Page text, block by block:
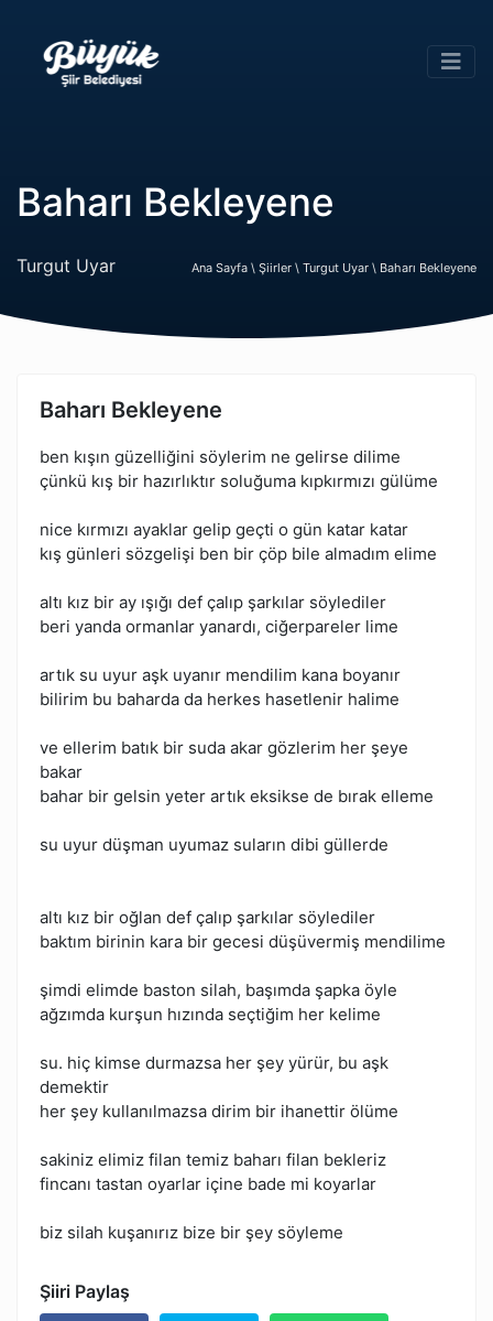
Baharı Bekleyene
Turgut Uyar Ana Sayfa \ Şiirler \ Turgut Uyar \ Baharı Bekleyene
Baharı Bekleyene
ben kışın güzelliğini söylerim ne gelirse dilime
çünkü kış bir hazırlıktır soluğuma kıpkırmızı gülüme
nice kırmızı ayaklar gelip geçti o gün katar katar
kış günleri sözgelişi ben bir çöp bile almadım elime
altı kız bir ay ışığı def çalıp şarkılar söylediler
beri yanda ormanlar yanardı, ciğerpareler lime
artık su uyur aşk uyanır mendilim kana boyanır
bilirim bu baharda da herkes hasetlenir halime
ve ellerim batık bir suda akar gözlerim her şeye
bakar
bahar bir gelsin yeter artık eksikse de bırak elleme
su uyur düşman uyumaz suların dibi güllerde
altı kız bir oğlan def çalıp şarkılar söylediler
baktım birinin kara bir gecesi düşüvermiş mendilime
şimdi elimde baston silah, başımda şapka öyle
ağzımda kurşun hızında seçtiğim her kelime
su. hiç kimse durmazsa her şey yürür, bu aşk
demektir
her şey kullanılmazsa dirim bir ihanettir ölüme
sakiniz elimiz filan temiz baharı filan bekleriz
fincanı tastan oyarlar içine bade mi koyarlar
biz silah kuşanırız bize bir şey söyleme
Şiiri Paylaş